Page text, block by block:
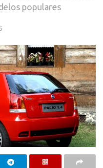
populares